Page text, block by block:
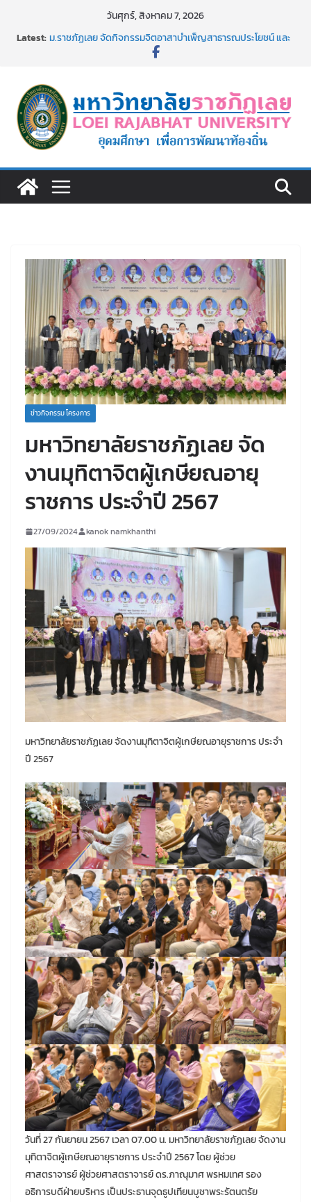
วันศุกร์, สิงหาคม 7, 2026
Latest:ม.ราชภัฏเลย จัดกิจกรรมจิตอาสาบำเพ็ญสาธารณประโยชน์ และ
เงินรายได้
ม.ราชภัฏเลย จัดมหกรรมวิชาการ เปิดบ้าน LRU ครั้งที่ 4 เปิดให้
นักเรียนมัธยมปลายค้นหาสาขาวิชาในฝัน สู่อนาคตที่ใช่
อธิการบดี มรภ.เลย ร่วมประชุมชี้แจงกับคณะอนุกรรมาธิการ
ประจำปีงบประมาณ พ.ศ. 2570
๑,๙๗๒ ชุด โดยวิธีเฉพาะเจาะจง
ข่าวกิจกรรม โครงการ
มหาวิทยาลัยราชภัฏเลย จัด
งานมุทิตาจิตผู้เกษียณอายุ
ราชการ ประจำปี 2567
27/09/2024 kanok namkhanthi
มหาวิทยาลัยราชภัฏเลย จัดงานมุทิตาจิตผู้เกษียณอายุราชการ ประจำ
ปี 2567
วันที่ 27 กันยายน 2567 เวลา 07.00 น. มหาวิทยาลัยราชภัฏเลย จัดงาน
มุทิตาจิตผู้เกษียณอายุราชการ ประจำปี 2567 โดย ผู้ช่วย
ศาสตราจารย์ ผู้ช่วยศาสตราจารย์ ดร.ภาณุมาศ พรหมเทศ รอง
อธิการบดีฝ่ายบริหาร เป็นประธานจุดธูปเทียนบูชาพระรัตนตรัย